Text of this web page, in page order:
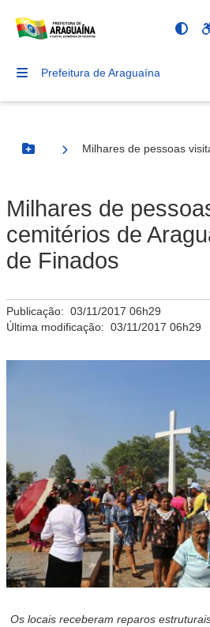
Prefeitura de Araguaína
Botão Menu
Milhares de pessoas
Milhares de
cemitérios de
de Finados
Publicação: 03/11/2017 06h29
Última modificação: 03/11/2017 06h29
Os locais receberam reparos